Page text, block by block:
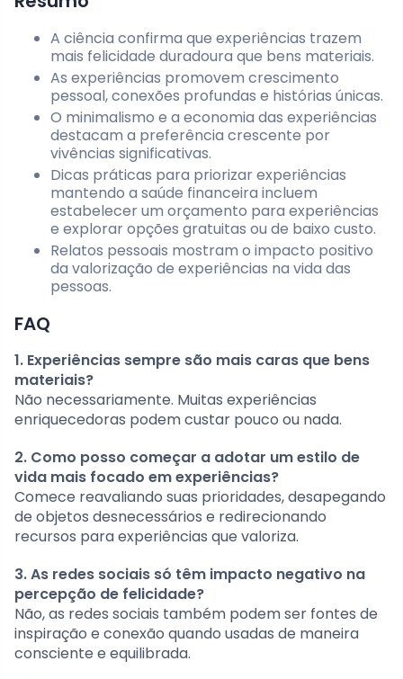
A ciência confirma que experiências trazem
mais felicidade duradoura que bens materiais.
As experiências promovem crescimento
pessoal, conexões profundas e histórias únicas.
O minimalismo e a economia das experiências
destacam a preferência crescente por
vivências significativas.
Dicas práticas para priorizar experiências
mantendo a saúde financeira incluem
estabelecer um orçamento para experiências
e explorar opções gratuitas ou de baixo custo.
Relatos pessoais mostram o impacto positivo
da valorização de experiências na vida das
pessoas.
FAQ
1. Experiências sempre são mais caras que bens
materiais?
Não necessariamente. Muitas experiências
enriquecedoras podem custar pouco ou nada.
2. Como posso começar a adotar um estilo de
vida mais focado em experiências?
Comece reavaliando suas prioridades, desapegando
de objetos desnecessários e redirecionando
recursos para experiências que valoriza.
3. As redes sociais só têm impacto negativo na
percepção de felicidade?
Não, as redes sociais também podem ser fontes de
inspiração e conexão quando usadas de maneira
consciente e equilibrada.